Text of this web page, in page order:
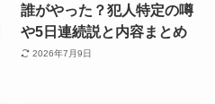
誰がやった？犯人特定の噂
や5日連続説と内容まとめ
2026年7月9日